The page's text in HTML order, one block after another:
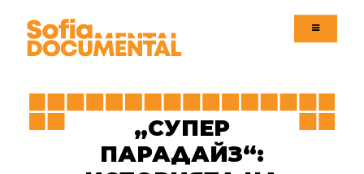
Навигация
Езикова версия
„СУПЕР
ПАРАДАЙЗ“: